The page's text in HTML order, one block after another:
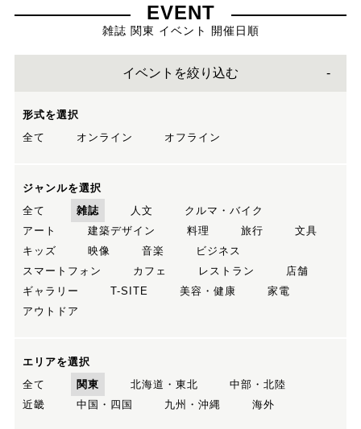
EVENT
雑誌 関東 イベント 開催日順
イベントを絞り込む
形式を選択
全て
オンライン オフライン
ジャンルを選択
全て
雑誌 人文
クルマ・バイク
アート
建築デザイン 料理 旅行
文具
キッズ
映像 音楽
ビジネス
スマートフォン
カフェ レストラン
店舗
ギャラリー
T-SITE 美容・健康
家電
アウトドア
エリアを選択
全て
関東 北海道・東北
中部・北陸
近畿
中国・四国 九州・沖縄 海外